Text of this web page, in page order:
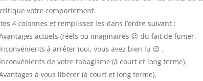
votre comportement.
4 colonnes et remplissez les dans l’ordre suivant :
actuels (réels ou imaginaires 😉 du fait de fumer.
Inconvénients à arrêter (oui, vous avez bien lu 😉 .
Inconvénients de votre tabagisme (à court et long terme).
à vous libérer (à court et long terme).